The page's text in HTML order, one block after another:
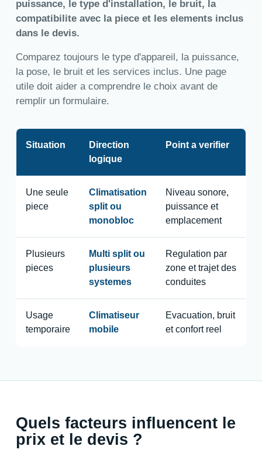
puissance, le type d'installation, le bruit, la
compatibilite avec la piece et les elements inclus
dans le devis.
Comparez toujours le type d'appareil, la puissance,
la pose, le bruit et les services inclus. Une page
utile doit aider a comprendre le choix avant de
remplir un formulaire.
Situation
Direction
logique
Point a verifier
Une seule
piece
Climatisation
split ou
monobloc
Niveau sonore,
puissance et
emplacement
Plusieurs
pieces
Multi split ou
plusieurs
systemes
Regulation par
zone et trajet des
conduites
Usage
temporaire
Climatiseur
mobile
Evacuation, bruit
et confort reel
Quels facteurs influencent le
prix et le devis ?